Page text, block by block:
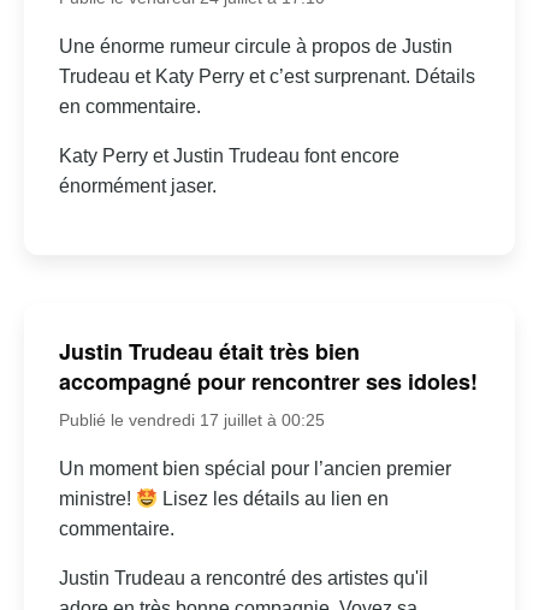
Une énorme rumeur circule à propos de Justin
Trudeau et Katy Perry et c’est surprenant. Détails
en commentaire.
Katy Perry et Justin Trudeau font encore
énormément jaser.
Justin Trudeau était très bien
accompagné pour rencontrer ses idoles!
Publié le vendredi 17 juillet à 00:25
Un moment bien spécial pour l’ancien premier
ministre!
Lisez les détails au lien en
commentaire.
Justin Trudeau a rencontré des artistes qu'il